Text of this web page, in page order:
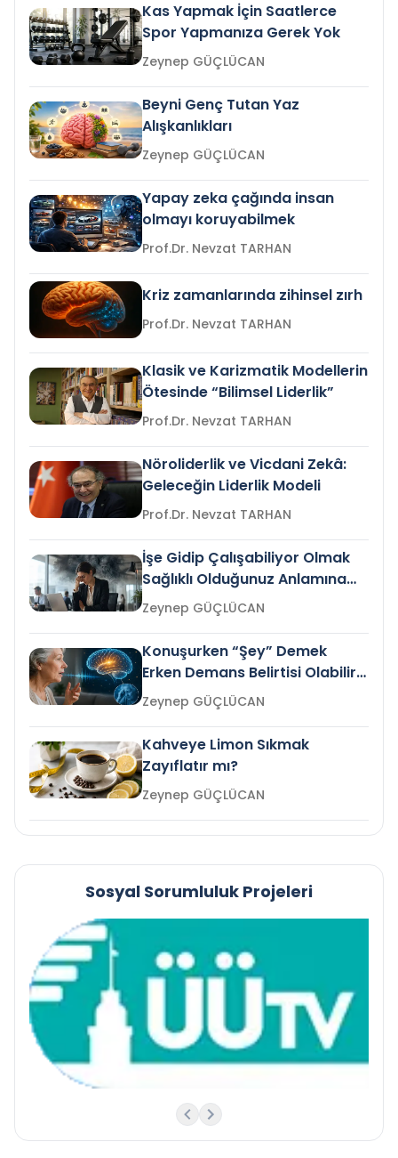
Kas Yapmak İçin Saatlerce
Spor Yapmanıza Gerek Yok
Zeynep GÜÇLÜCAN
Beyni Genç Tutan Yaz
Alışkanlıkları
Zeynep GÜÇLÜCAN
Yapay zeka çağında insan
olmayı koruyabilmek
Prof.Dr. Nevzat TARHAN
Kriz zamanlarında zihinsel zırh
Prof.Dr. Nevzat TARHAN
Klasik ve Karizmatik Modellerin
Ötesinde “Bilimsel Liderlik”
Prof.Dr. Nevzat TARHAN
Nöroliderlik ve Vicdani Zekâ:
Geleceğin Liderlik Modeli
Prof.Dr. Nevzat TARHAN
İşe Gidip Çalışabiliyor Olmak
Sağlıklı Olduğunuz Anlamına
Gelir mi?Zeynep GÜÇLÜCAN
Konuşurken “Şey” Demek
Erken Demans Belirtisi Olabilir
mi?
Zeynep GÜÇLÜCAN
Kahveye Limon Sıkmak
Zayıflatır mı?
Zeynep GÜÇLÜCAN
Sosyal Sorumluluk Projeleri